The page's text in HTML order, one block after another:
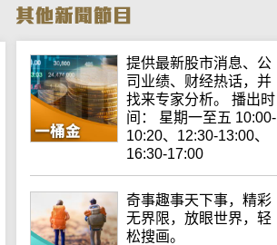
提供最新股市消息、公
司业绩、财经热话，并
找来专家分析。 播出时
间： 星期一至五 10:00-
10:20、12:30-13:00、
16:30-17:00
奇事趣事天下事，精彩
无界限，放眼世界，轻
松搜画。